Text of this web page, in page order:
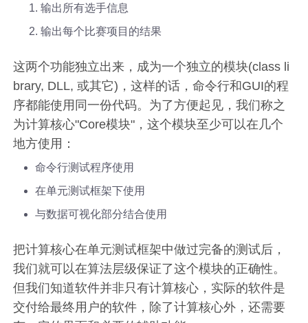
输出所有选手信息
输出每个比赛项目的结果
这两个功能独立出来，成为一个独立的模块(class li
brary, DLL, 或其它)，这样的话，命令行和GUI的程
序都能使用同一份代码。为了方便起见，我们称之
为计算核心"Core模块"，这个模块至少可以在几个
地方使用：
命令行测试程序使用
在单元测试框架下使用
与数据可视化部分结合使用
把计算核心在单元测试框架中做过完备的测试后，
我们就可以在算法层级保证了这个模块的正确性。
但我们知道软件并非只有计算核心，实际的软件是
交付给最终用户的软件，除了计算核心外，还需要